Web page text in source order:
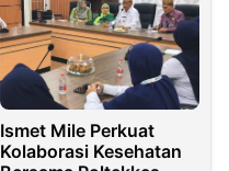
Ismet Mile Perkuat
Kolaborasi Kesehatan